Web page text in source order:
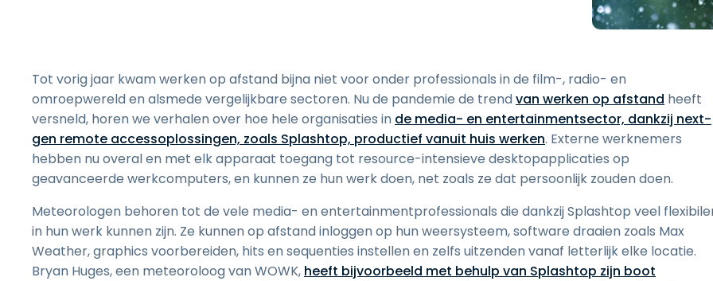
Wacom
Toegang op afstand voor
Labo's
Endpoint-beveiliging
Ontdek alle behoeften Ontdek
Tot vorig jaar kwam werken op afstand bijna niet voor onder professionals in de film-, radio- en
omroepwereld en alsmede vergelijkbare sectoren. Nu de pandemie de trendvan werken op afstand heeft
versneld, horen we verhalen over hoe hele organisaties in de media- en entertainmentsector, dankzij next-
gen remote accessoplossingen, zoals Splashtop, productief vanuit huis werken. Externe werknemers
hebben nu overal en met elk apparaat toegang tot resource-intensieve desktopapplicaties op
geavanceerde werkcomputers, en kunnen ze hun werk doen, net zoals ze dat persoonlijk zouden doen.
Meteorologen behoren tot de vele media- en entertainmentprofessionals die dankzij Splashtop veel
in hun werk kunnen zijn. Ze kunnen op afstand inloggen op hun weersysteem, software draaien zoals Max
Weather, graphics voorbereiden, hits en sequenties instellen en zelfs uitzenden vanaf letterlijk elke locatie.
Bryan Huges, een meteoroloog van WOWK, heeft bijvoorbeeld met behulp van Splashtop zijn boot